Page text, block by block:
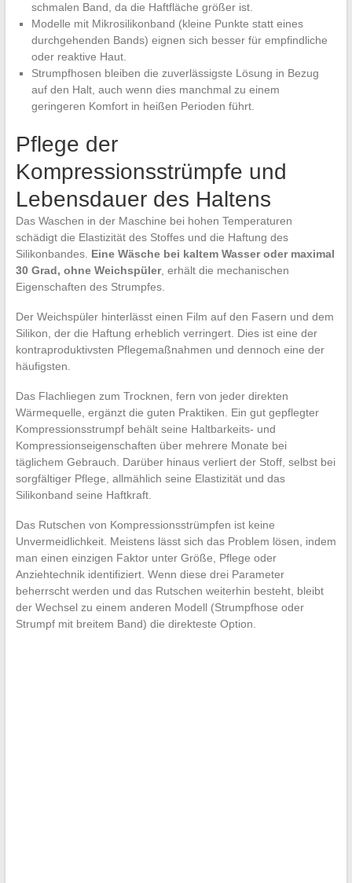
schmalen Band, da die Haftfläche größer ist.
Modelle mit Mikrosilikonband (kleine Punkte statt eines
durchgehenden Bands) eignen sich besser für empfindliche
oder reaktive Haut.
Strumpfhosen bleiben die zuverlässigste Lösung in Bezug
auf den Halt, auch wenn dies manchmal zu einem
geringeren Komfort in heißen Perioden führt.
Pflege der
Kompressionsstrümpfe und
Lebensdauer des Haltens
Das Waschen in der Maschine bei hohen Temperaturen
schädigt die Elastizität des Stoffes und die Haftung des
Silikonbandes. Eine Wäsche bei kaltem Wasser oder maximal
30 Grad, ohne Weichspüler, erhält die mechanischen
Eigenschaften des Strumpfes.
Der Weichspüler hinterlässt einen Film auf den Fasern und dem
Silikon, der die Haftung erheblich verringert. Dies ist eine der
kontraproduktivsten Pflegemaßnahmen und dennoch eine der
häufigsten.
Das Flachliegen zum Trocknen, fern von jeder direkten
Wärmequelle, ergänzt die guten Praktiken. Ein gut gepflegter
Kompressionsstrumpf behält seine Haltbarkeits- und
Kompressionseigenschaften über mehrere Monate bei
täglichem Gebrauch. Darüber hinaus verliert der Stoff, selbst bei
sorgfältiger Pflege, allmählich seine Elastizität und das
Silikonband seine Haftkraft.
Das Rutschen von Kompressionsstrümpfen ist keine
Unvermeidlichkeit. Meistens lässt sich das Problem lösen, indem
man einen einzigen Faktor unter Größe, Pflege oder
Anziehtechnik identifiziert. Wenn diese drei Parameter
beherrscht werden und das Rutschen weiterhin besteht, bleibt
der Wechsel zu einem anderen Modell (Strumpfhose oder
Strumpf mit breitem Band) die direkteste Option.